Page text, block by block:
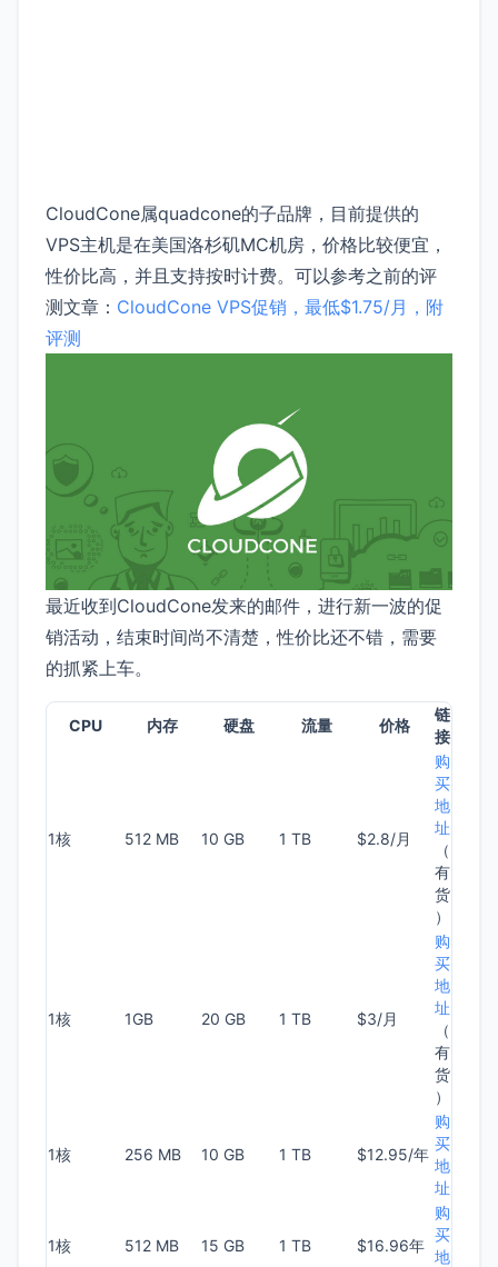
CloudCone属quadcone的子品牌，目前提供的
VPS主机是在美国洛杉矶MC机房，价格比较便宜，
性价比高，并且支持按时计费。可以参考之前的评
测文章： CloudCone VPS促销，最低$1.75/月，附
评测
最近收到CloudCone发来的邮件，进行新一波的促
销活动，结束时间尚不清楚，性价比还不错，需要
的抓紧上车。
CPU 内存 硬盘 流量 价格
链
接
1核 512 MB 10 GB 1 TB $2.8/月
购
买
地
址
（
有
货
）
1核 1GB 20 GB 1 TB $3/月
购
买
地
址
（
有
货
）
1核 256 MB 10 GB 1 TB $12.95/年
购
买
地
址
1核 512 MB 15 GB 1 TB $16.96年
购
买
地